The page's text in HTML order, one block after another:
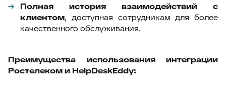
Полная история взаимодействий с
клиентом, доступная сотрудникам для более
качественного обслуживания.
Преимущества использования интеграции
Ростелеком и HelpDeskEddy: